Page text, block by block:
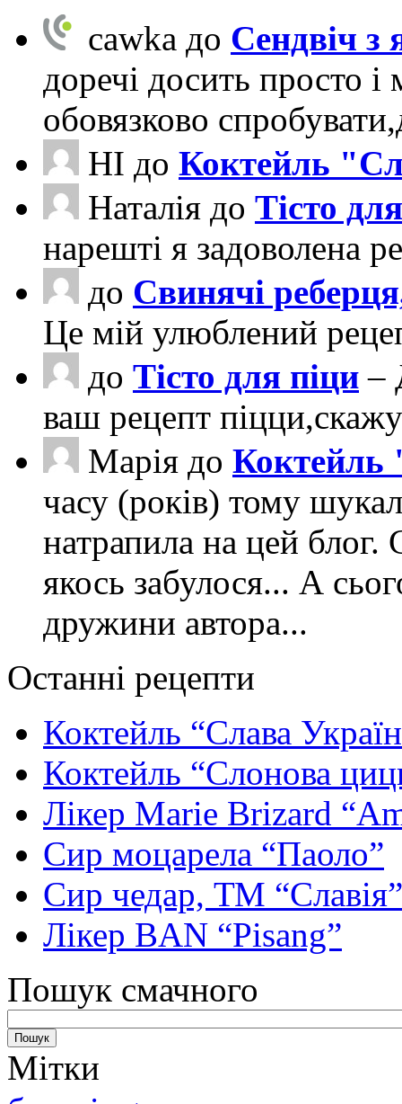
cawka до Сендвіч з
доречі досить просто
обовязково
НІ до Коктейль
Наталія до Тісто
нарешті я задоволена
до Свинячі
Це мій улюблений
до Тісто для піци –
ваш рецепт
Марія до Коктейль
часу (років) тому
натрапила на цей блог.
якось забулося... А
дружини автора...
Останні рецепти
Коктейль “Слава
Коктейль “Слонова
Лікер Marie Brizard
Сир моцарела “Паоло”
Сир чедар, ТМ “Славія”
Лікер BAN “Pisang”
Пошук смачного
Мітки